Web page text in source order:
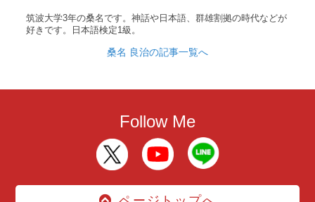
筑波大学3年の桑名です。神話や日本語、群雄割拠の時代などが
好きです。日本語検定1級。
桑名 良治の記事一覧へ
Follow Me